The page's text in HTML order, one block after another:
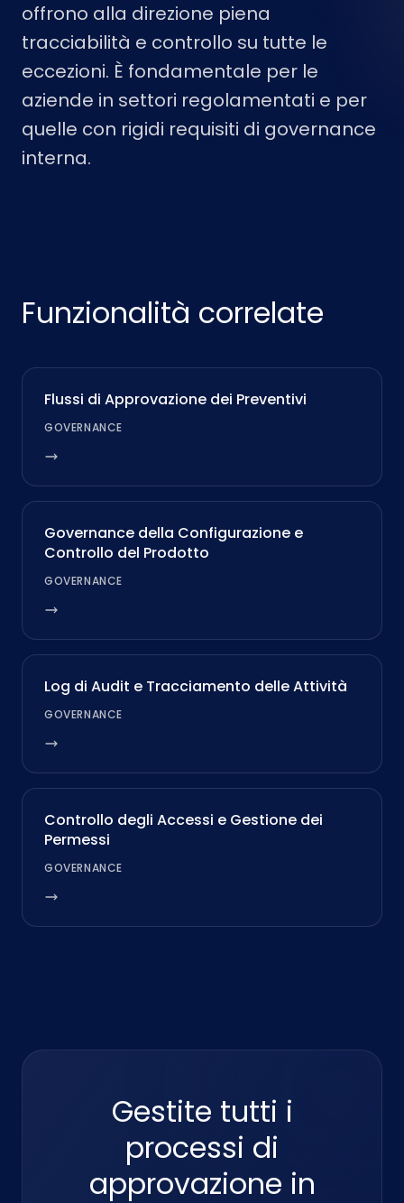
offrono alla direzione piena
tracciabilità e controllo su tutte le
eccezioni. È fondamentale per le
aziende in settori regolamentati e per
quelle con rigidi requisiti di governance
interna.
Funzionalità correlate
Flussi di Approvazione dei Preventivi
GOVERNANCE
Governance della Configurazione e
Controllo del Prodotto
GOVERNANCE
Log di Audit e Tracciamento delle Attività
GOVERNANCE
Controllo degli Accessi e Gestione dei
Permessi
GOVERNANCE
Gestite tutti i
processi di
approvazione in